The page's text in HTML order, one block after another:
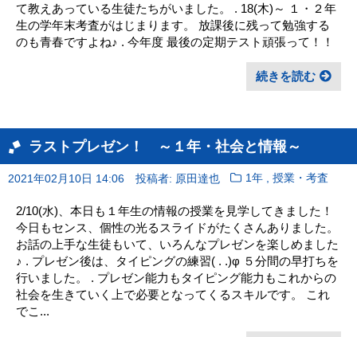
て教えあっている生徒たちがいました。 . 18(木)～ １・２年
生の学年末考査がはじまります。 放課後に残って勉強する
のも青春ですよね♪ . 今年度 最後の定期テスト頑張って！！
続きを読む
ラストプレゼン！ ～１年・社会と情報～
2021年02月10日 14:06 投稿者: 原田達也 1年 ,授業・考査
2/10(水)、本日も１年生の情報の授業を見学してきました！
今日もセンス、個性の光るスライドがたくさんありました。
お話の上手な生徒もいて、いろんなプレゼンを楽しめました
♪ . プレゼン後は、タイピングの練習( . .)φ ５分間の早打ちを
行いました。 . プレゼン能力もタイピング能力もこれからの
社会を生きていく上で必要となってくるスキルです。 これ
でこ...